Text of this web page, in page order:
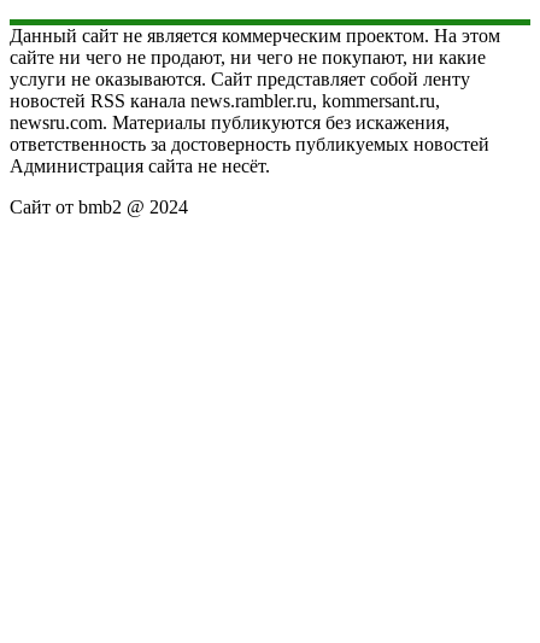
Данный сайт не является коммерческим проектом. На этом
сайте ни чего не продают, ни чего не покупают, ни какие
услуги не оказываются. Сайт представляет собой ленту
новостей RSS канала news.rambler.ru, kommersant.ru,
newsru.com. Материалы публикуются без искажения,
ответственность за достоверность публикуемых новостей
Администрация сайта не несёт.
Сайт от bmb2 @ 2024